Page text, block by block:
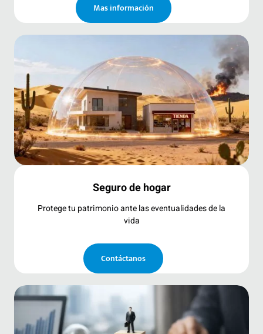
Mas información
Seguro de hogar
Protege tu patrimonio ante las eventualidades de la
vida
Contáctanos